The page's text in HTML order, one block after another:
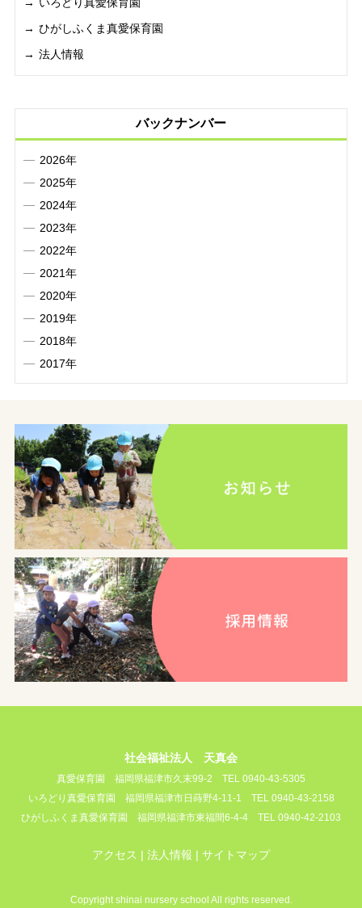
ひがしふくま真愛保育園
法人情報
バックナンバー
2026年
2025年
2024年
2023年
2022年
2021年
2020年
2019年
2018年
2017年
社会福祉法人 天真会
真愛保育園 福岡県福津市久末99-2
TEL 0940-43-5305
いろどり真愛保育園 福岡県福津市日蒔野4-11-1
TEL 0940-43-2158
ひがしふくま真愛保育園 福岡県福津市東福間6-4-4 TEL 0940-42-2103
アクセス 法人情報 サイトマップ
Copyright shinai nursery school All rights reserved.